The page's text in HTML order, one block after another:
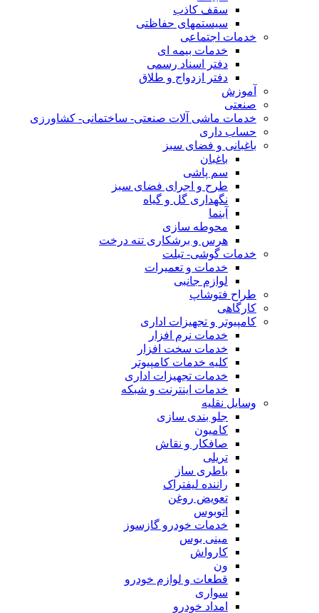
سقف کاذب
سیستمهای حفاظتی
خدمات اجتماعی
خدمات بیمه ای
دفتر اسناد رسمی
دفتر ازدواج و طلاق
آموزش
صنعتی
خدمات ماشی آلات صنعتی- ساختمانی- کشاورزی
حساب داری
باغبانی و فضای سبز
باغبان
سم پاشی
طرح و اجرای فضای سبز
نگهداری گل و گیاه
آبنما
محوطه سازی
هرس و برشکاری تنه درخت
خدمات گوشی- تبلت
خدمات و تعمیرات
لوازم جانبی
طراح فتوشاپ
کارگاهی
کامپیوتر و تجهیزات اداری
خدمات نرم افزار
خدمات سخت افزار
کلیه خدمات کامپیوتر
خدمات تجهیزات اداری
خدمات اینترنت و شبکه
وسایل نقلیه
جلو بندی سازی
کامیون
صافکار و نقاش
تریلی
باطری ساز
راننده لیفتراک
تعویض روغن
اتوبوس
خدمات خودرو گازسوز
مینی بوس
کارواش
ون
قطعات و لوازم خودرو
سواری
امداد خودرو